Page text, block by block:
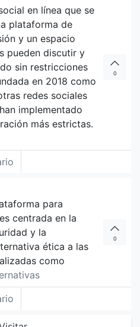
en línea que se
plataforma de
y un espacio
pueden discutir y
sin restricciones
en 2018 como
redes sociales
implementado
más estrictas.
0
para
centrada en la
y la
ética a las
como
0